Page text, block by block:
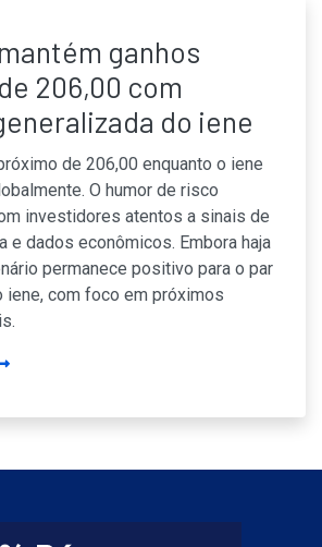
ganhos
206,00 com
do iene
de 206,00 enquanto o iene
O humor de risco
investidores atentos a sinais de
e dados econômicos. Embora haja
permanece positivo para o par
iene, com foco em próximos